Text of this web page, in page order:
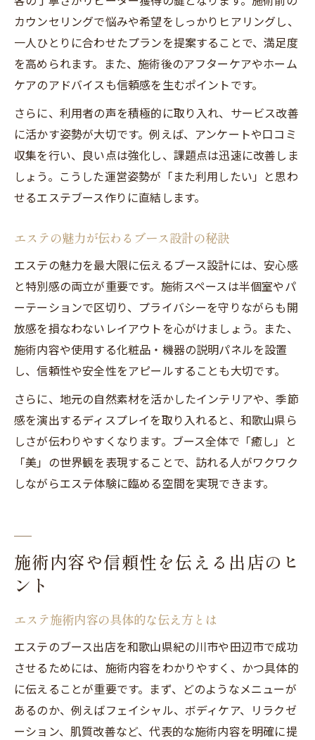
カウンセリングで悩みや希望をしっかりヒアリングし、
一人ひとりに合わせたプランを提案することで、満足度
を高められます。また、施術後のアフターケアやホーム
ケアのアドバイスも信頼感を生むポイントです。
さらに、利用者の声を積極的に取り入れ、サービス改善
に活かす姿勢が大切です。例えば、アンケートや口コミ
収集を行い、良い点は強化し、課題点は迅速に改善しま
しょう。こうした運営姿勢が「また利用したい」と思わ
せるエステブース作りに直結します。
エステの魅力が伝わるブース設計の秘訣
エステの魅力を最大限に伝えるブース設計には、安心感
と特別感の両立が重要です。施術スペースは半個室やパ
ーテーションで区切り、プライバシーを守りながらも開
放感を損なわないレイアウトを心がけましょう。また、
施術内容や使用する化粧品・機器の説明パネルを設置
し、信頼性や安全性をアピールすることも大切です。
さらに、地元の自然素材を活かしたインテリアや、季節
感を演出するディスプレイを取り入れると、和歌山県ら
しさが伝わりやすくなります。ブース全体で「癒し」と
「美」の世界観を表現することで、訪れる人がワクワク
しながらエステ体験に臨める空間を実現できます。
施術内容や信頼性を伝える出店のヒ
ント
エステ施術内容の具体的な伝え方とは
エステのブース出店を和歌山県紀の川市や田辺市で成功
させるためには、施術内容をわかりやすく、かつ具体的
に伝えることが重要です。まず、どのようなメニューが
あるのか、例えばフェイシャル、ボディケア、リラクゼ
ーション、肌質改善など、代表的な施術内容を明確に提